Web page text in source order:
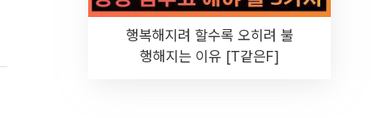
행복해지려 할수록 오히려 불
행해지는 이유 [T같은F]